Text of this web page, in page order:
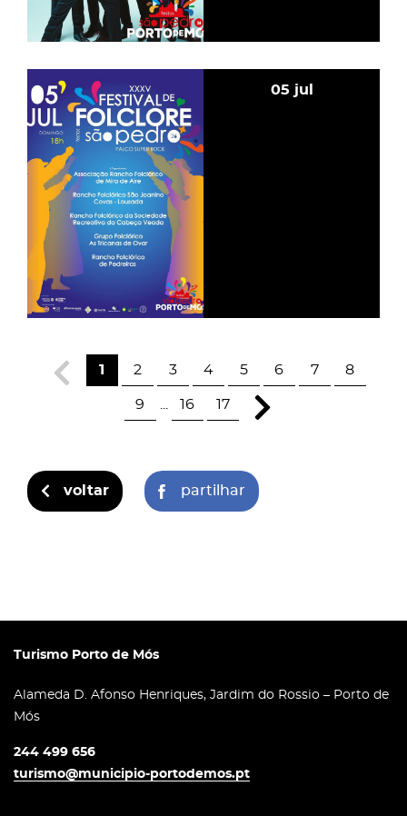
XXXV Festival de Folclore de São Pedro
05 jul
1 2 3 4 5 6 7 8
9 16 17
voltar partilhar
Turismo Porto de Mós
Alameda D. Afonso Henriques, Jardim do Rossio – Porto de
Mós
244 499 656
turismo@municipio-portodemos.pt